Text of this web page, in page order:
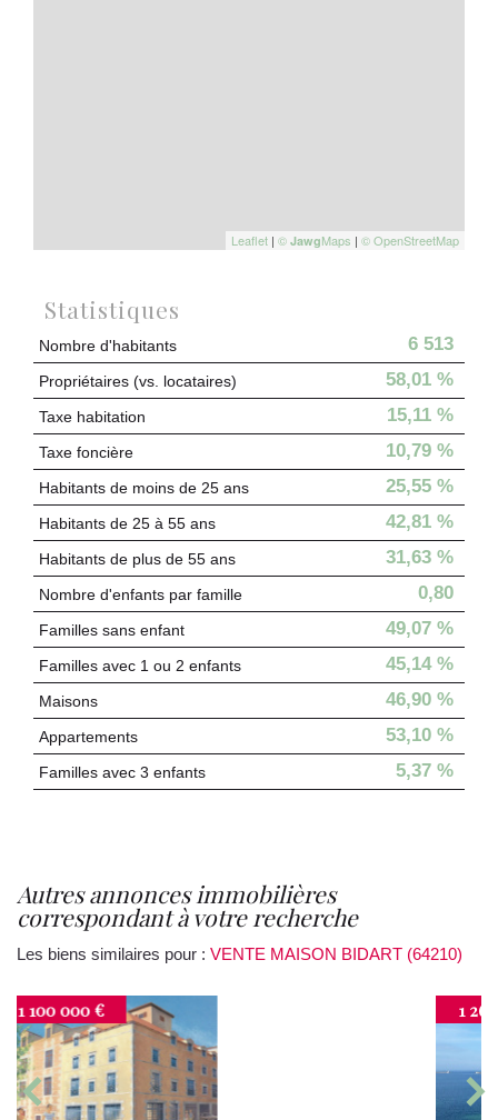
Leaflet | © JawgMaps | © OpenStreetMap
Statistiques
Nombre d'habitants 6 513
Propriétaires (vs. locataires) 58,01 %
Taxe habitation 15,11 %
Taxe foncière 10,79 %
Habitants de moins de 25 ans 25,55 %
Habitants de 25 à 55 ans 42,81 %
Habitants de plus de 55 ans 31,63 %
Nombre d'enfants par famille 0,80
Familles sans enfant 49,07 %
Familles avec 1 ou 2 enfants 45,14 %
Maisons 46,90 %
Appartements 53,10 %
Familles avec 3 enfants 5,37 %
autres annonces immobilières
correspondant à votre recherche
Les biens similaires pour : VENTE MAISON BIDART (64210)
1 260 000 €